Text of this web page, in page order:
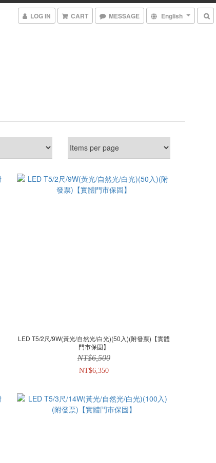
LOG IN CART MESSAGE English
LED T5/2尺/9W(黃光/自然光/白光)(50入)(附發票)【實體
門市保固】
NT$6,500
NT$6,350